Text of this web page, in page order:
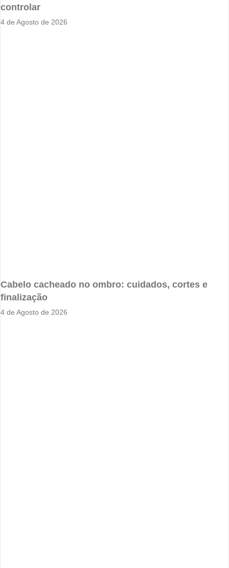
controlar
4 de Agosto de 2026
Cabelo cacheado no ombro: cuidados, cortes e
finalização
4 de Agosto de 2026